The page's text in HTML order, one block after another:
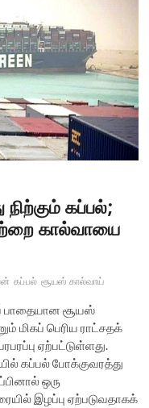
கப்பல்;
கால்வாயை
கப்பல் சூயஸ் கால்வாய்
பாதையான சூயஸ்
மிகப் பெரிய ராட்சதக்
ஏற்பட்டுள்ளது.
கப்பல் போக்குவரத்து
ஒரு
இழப்பு ஏற்படுவதாகக்